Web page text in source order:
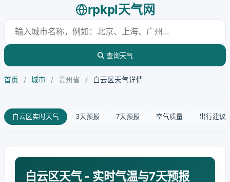
rpkpl天气网
查询天气
首页 / 城市 / 贵州省 / 白云区天气详情
白云区实时天气 3天预报 7天预报 空气质量 出行建议
白云区天气 - 实时气温与7天预报